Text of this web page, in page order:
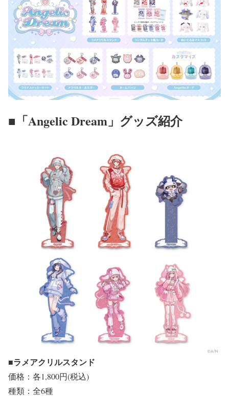
■「Angelic Dream」グッズ紹介
■ラメアクリルスタンド
価格：各1,800円(税込)
種類：全6種